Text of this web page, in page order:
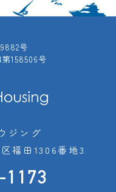
号
158506号
ジング
福田1306番地3